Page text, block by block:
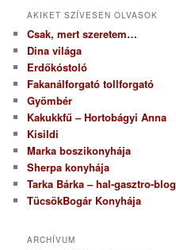
AKIKET SZÍVESEN OLVASOK
Csak, mert szeretem…
Dina világa
Erdőkóstoló
Fakanálforgató tollforgató
Gyömbér
Kakukkfű – Hortobágyi Anna
Kisildi
Marka boszikonyhája
Sherpa konyhája
Tarka Bárka – hal-gasztro-blog
TücsökBogár Konyhája
ARCHÍVUM